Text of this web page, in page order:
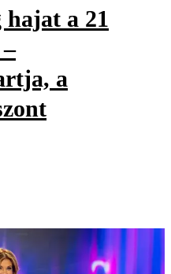
hajat a 21
a